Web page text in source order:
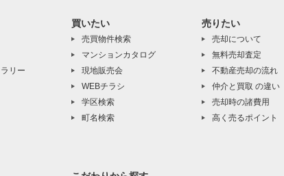
リー
買いたい
売買物件検索
マンションカタログ
現地販売会
WEBチラシ
学区検索
町名検索
売りたい
売却について
無料売却査定
不動産売却の流れ
仲介と買取 の違い
売却時の諸費用
高く売るポイント